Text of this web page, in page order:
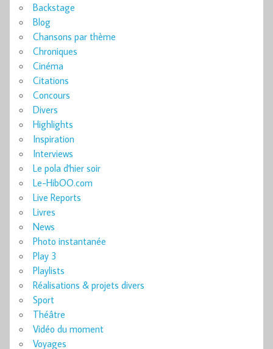
Backstage
Blog
Chansons par thème
Chroniques
Cinéma
Citations
Concours
Divers
Highlights
Inspiration
Interviews
Le pola d'hier soir
Le-HibOO.com
Live Reports
Livres
News
Photo instantanée
Play 3
Playlists
Réalisations & projets divers
Sport
Théâtre
Vidéo du moment
Voyages